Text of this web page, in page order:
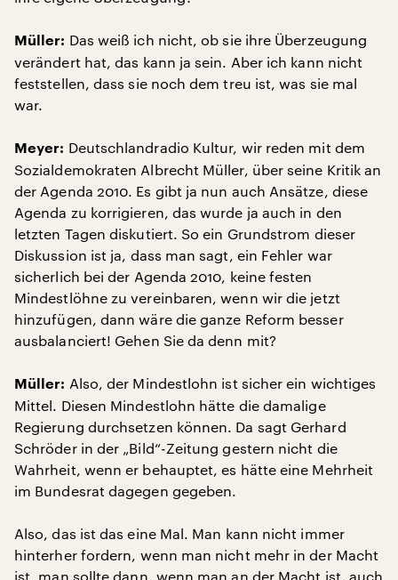
Müller: Das weiß ich nicht, ob sie ihre Überzeugung
verändert hat, das kann ja sein. Aber ich kann nicht
feststellen, dass sie noch dem treu ist, was sie mal
war.
Meyer: Deutschlandradio Kultur, wir reden mit dem
Sozialdemokraten Albrecht Müller, über seine Kritik an
der Agenda 2010. Es gibt ja nun auch Ansätze, diese
Agenda zu korrigieren, das wurde ja auch in den
letzten Tagen diskutiert. So ein Grundstrom dieser
Diskussion ist ja, dass man sagt, ein Fehler war
sicherlich bei der Agenda 2010, keine festen
Mindestlöhne zu vereinbaren, wenn wir die jetzt
hinzufügen, dann wäre die ganze Reform besser
ausbalanciert! Gehen Sie da denn mit?
Müller: Also, der Mindestlohn ist sicher ein wichtiges
Mittel. Diesen Mindestlohn hätte die damalige
Regierung durchsetzen können. Da sagt Gerhard
Schröder in der „Bild“-Zeitung gestern nicht die
Wahrheit, wenn er behauptet, es hätte eine Mehrheit
im Bundesrat dagegen gegeben.
Also, das ist das eine Mal. Man kann nicht immer
hinterher fordern, wenn man nicht mehr in der Macht
ist, man sollte dann, wenn man an der Macht ist, auch